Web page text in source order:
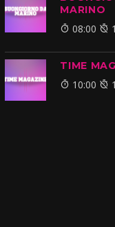
MARINO
08:00
TIME
10:00